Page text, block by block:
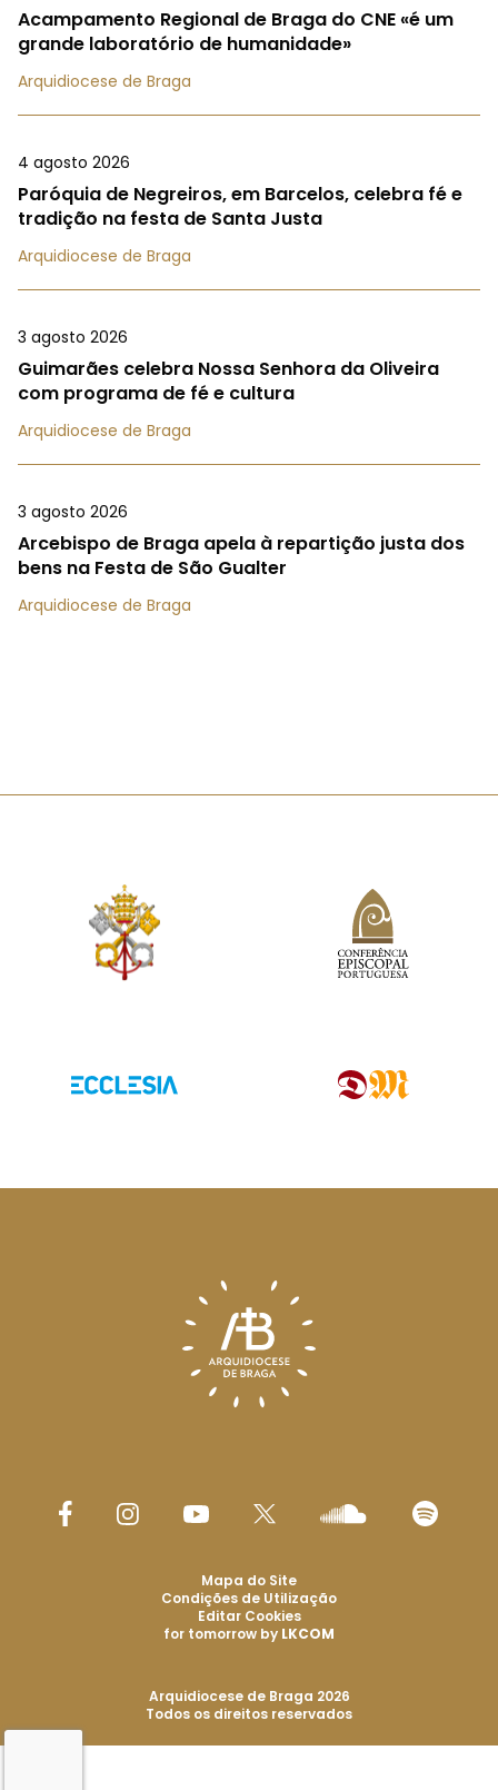
Acampamento Regional de Braga do CNE «é um
grande laboratório de humanidade»
Arquidiocese de Braga
4 agosto 2026
Paróquia de Negreiros, em Barcelos, celebra fé e
tradição na festa de Santa Justa
Arquidiocese de Braga
3 agosto 2026
Guimarães celebra Nossa Senhora da Oliveira
com programa de fé e cultura
Arquidiocese de Braga
3 agosto 2026
Arcebispo de Braga apela à repartição justa dos
bens na Festa de São Gualter
Arquidiocese de Braga
Arquidiocese de Braga 2026
Todos os direitos reservados
Mapa do Site
Condições de Utilização
Editar Cookies
for tomorrow by LKCOM